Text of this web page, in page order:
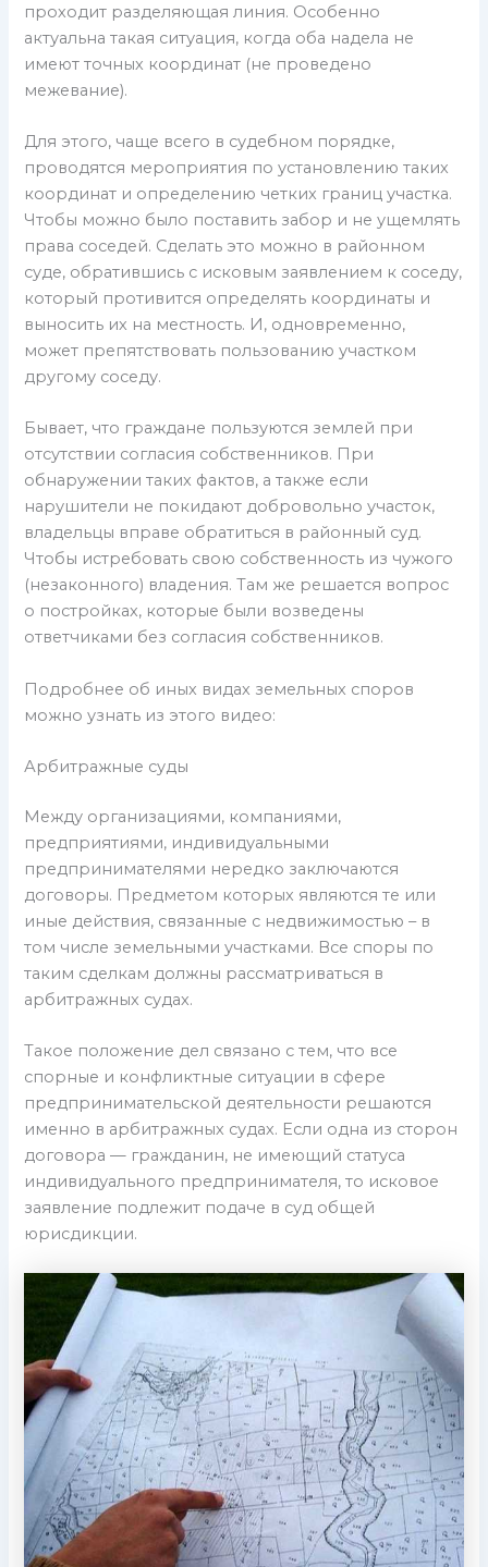
проходит разделяющая линия. Особенно
актуальна такая ситуация, когда оба надела не
имеют точных координат (не проведено
межевание).
Для этого, чаще всего в судебном порядке,
проводятся мероприятия по установлению таких
координат и определению четких границ участка.
Чтобы можно было поставить забор и не ущемлять
права соседей. Сделать это можно в районном
суде, обратившись с исковым заявлением к соседу,
который противится определять координаты и
выносить их на местность. И, одновременно,
может препятствовать пользованию участком
другому соседу.
Бывает, что граждане пользуются землей при
отсутствии согласия собственников. При
обнаружении таких фактов, а также если
нарушители не покидают добровольно участок,
владельцы вправе обратиться в районный суд.
Чтобы истребовать свою собственность из чужого
(незаконного) владения. Там же решается вопрос
о постройках, которые были возведены
ответчиками без согласия собственников.
Подробнее об иных видах земельных споров
можно узнать из этого видео:
Арбитражные суды
Между организациями, компаниями,
предприятиями, индивидуальными
предпринимателями нередко заключаются
договоры. Предметом которых являются те или
иные действия, связанные с недвижимостью – в
том числе земельными участками. Все споры по
таким сделкам должны рассматриваться в
арбитражных судах.
Такое положение дел связано с тем, что все
спорные и конфликтные ситуации в сфере
предпринимательской деятельности решаются
именно в арбитражных судах. Если одна из сторон
договора — гражданин, не имеющий статуса
индивидуального предпринимателя, то исковое
заявление подлежит подаче в суд общей
юрисдикции.